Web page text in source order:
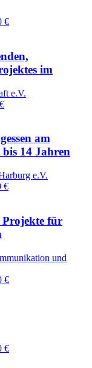
€
im
e.V.
am
14 Jahren
e.V.
€
Projekte für
und
€
€